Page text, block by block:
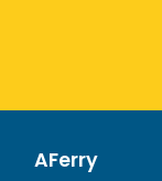
AFerry